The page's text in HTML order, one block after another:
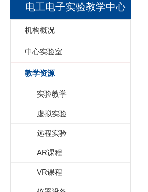
电工电子实验教学中心
机构概况
中心实验室
教学资源
实验教学
虚拟实验
远程实验
AR课程
VR课程